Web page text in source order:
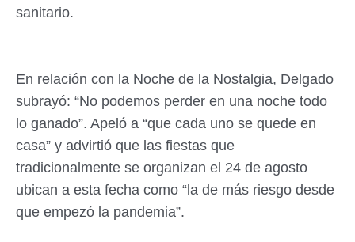
sanitario.
En relación con la Noche de la Nostalgia, Delgado
subrayó: “No podemos perder en una noche todo
lo ganado”. Apeló a “que cada uno se quede en
casa” y advirtió que las fiestas que
tradicionalmente se organizan el 24 de agosto
ubican a esta fecha como “la de más riesgo desde
que empezó la pandemia”.